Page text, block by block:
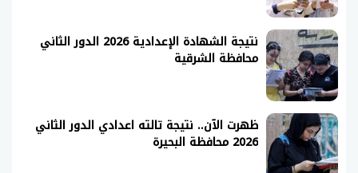
نتيجة الشهادة الإعدادية 2026 الدور الثاني
محافظة الشرقية
ظهرت الآن.. نتيجة تالته اعدادي الدور الثاني
2026 محافظة البحيرة